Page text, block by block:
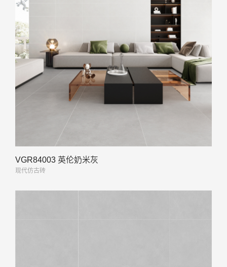
VGR84003 英伦奶米灰
现代仿古砖